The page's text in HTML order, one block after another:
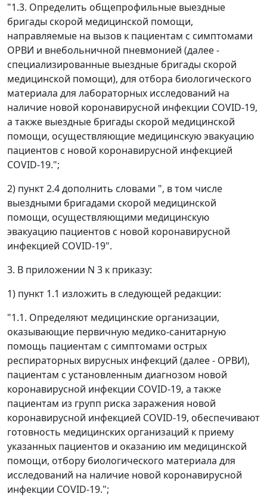
"1.3. Определить общепрофильные выездные
бригады скорой медицинской помощи,
направляемые на вызов к пациентам с симптомами
ОРВИ и внебольничной пневмонией (далее -
специализированные выездные бригады скорой
медицинской помощи), для отбора биологического
материала для лабораторных исследований на
наличие новой коронавирусной инфекции COVID-19,
а также выездные бригады скорой медицинской
помощи, осуществляющие медицинскую эвакуацию
пациентов с новой коронавирусной инфекцией
COVID-19.";
2) пункт 2.4 дополнить словами ", в том числе
выездными бригадами скорой медицинской
помощи, осуществляющими медицинскую
эвакуацию пациентов с новой коронавирусной
инфекцией COVID-19".
3. В приложении N 3 к приказу:
1) пункт 1.1 изложить в следующей редакции:
"1.1. Определяют медицинские организации,
оказывающие первичную медико-санитарную
помощь пациентам с симптомами острых
респираторных вирусных инфекций (далее - ОРВИ),
пациентам с установленным диагнозом новой
коронавирусной инфекции COVID-19, а также
пациентам из групп риска заражения новой
коронавирусной инфекцией COVID-19, обеспечивают
готовность медицинских организаций к приему
указанных пациентов и оказанию им медицинской
помощи, отбору биологического материала для
исследований на наличие новой коронавирусной
инфекции COVID-19.";